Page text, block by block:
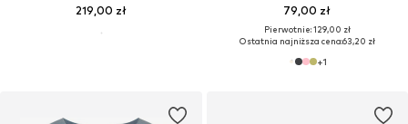
219,00 zł 79,00 zł
Pierwotnie: 129,00 zł
Ostatnia najniższa cena:63,20 zł
+1